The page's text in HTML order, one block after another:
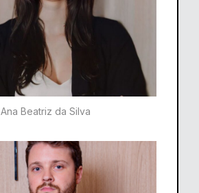
Ana Beatriz da Silva